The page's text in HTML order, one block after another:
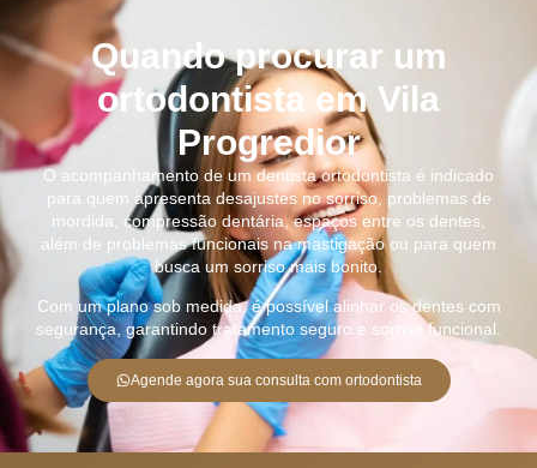
Quando procurar um
ortodontista em Vila
Progredior
O acompanhamento de um dentista ortodontista é indicado
para quem apresenta desajustes no sorriso, problemas de
mordida, compressão dentária, espaços entre os dentes,
além de problemas funcionais na mastigação ou para quem
busca um sorriso mais bonito.
Com um plano sob medida, é possível alinhar os dentes com
segurança, garantindo tratamento seguro e sorriso funcional.
Agende agora sua consulta com ortodontista